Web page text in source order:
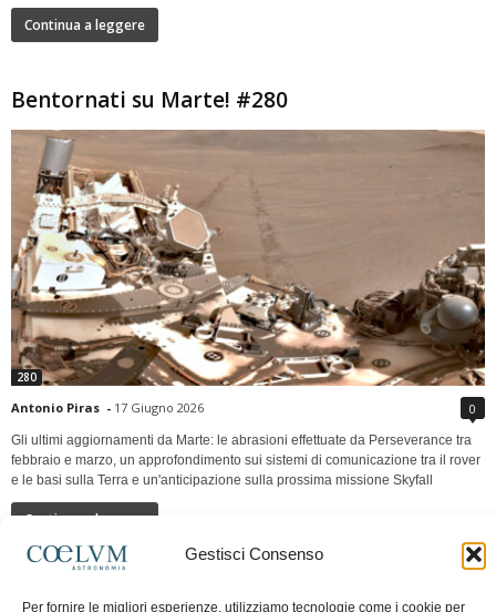
Gestisci Consenso
Per fornire le migliori esperienze, utilizziamo tecnologie come i cookie per
Continua a leggere
Bentornati su Marte! #280
280
Antonio Piras - 17 Giugno 2026 0
Gli ultimi aggiornamenti da Marte: le abrasioni effettuate da Perseverance tra
febbraio e marzo, un approfondimento sui sistemi di comunicazione tra il rover
e le basi sulla Terra e un'anticipazione sulla prossima missione Skyfall
Continua a leggere